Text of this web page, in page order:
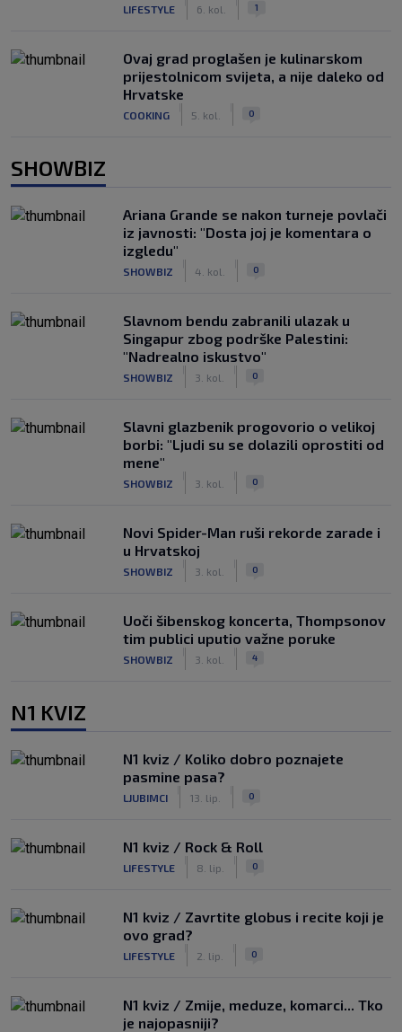
LIFESTYLE 6. kol. 1
Ovaj grad proglašen je kulinarskom
prijestolnicom svijeta, a nije daleko od
Hrvatske
COOKING 5. kol. 0
SHOWBIZ
Ariana Grande se nakon turneje povlači
iz javnosti: "Dosta joj je komentara o
izgledu"
SHOWBIZ 4. kol. 0
Slavnom bendu zabranili ulazak u
Singapur zbog podrške Palestini:
"Nadrealno iskustvo"
SHOWBIZ 3. kol. 0
Slavni glazbenik progovorio o velikoj
borbi: "Ljudi su se dolazili oprostiti od
mene"
SHOWBIZ 3. kol. 0
Novi Spider-Man ruši rekorde zarade i
u Hrvatskoj
SHOWBIZ 3. kol. 0
Uoči šibenskog koncerta, Thompsonov
tim publici uputio važne poruke
SHOWBIZ 3. kol. 4
N1 KVIZ
N1 kviz / Koliko dobro poznajete
pasmine pasa?
LJUBIMCI 13. lip. 0
N1 kviz / Rock & Roll
LIFESTYLE 8. lip. 0
N1 kviz / Zavrtite globus i recite koji je
ovo grad?
LIFESTYLE 2. lip. 0
N1 kviz / Zmije, meduze, komarci... Tko
je najopasniji?